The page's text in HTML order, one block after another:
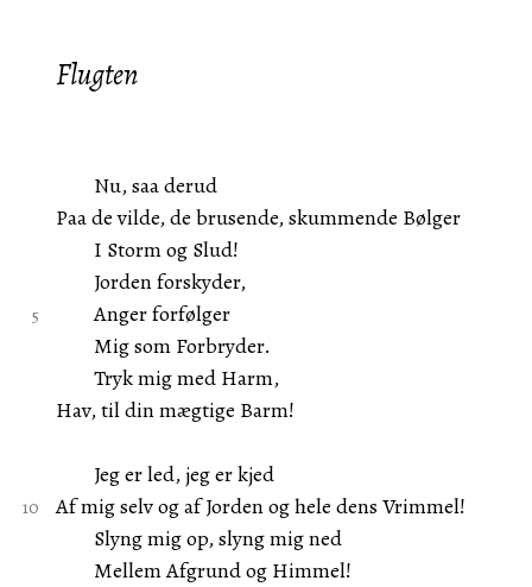
Flugten
Nu, saa derud
Paa de vilde, de brusende, skummende Bølger
I Storm og Slud!
Jorden forskyder,
Anger forfølger
Mig som Forbryder.
Tryk mig med Harm,
Hav, til din mægtige Barm!
Jeg er led, jeg er kjed
Af mig selv og af Jorden og hele dens Vrimmel!
Slyng mig op, slyng mig ned
Mellem Afgrund og Himmel!